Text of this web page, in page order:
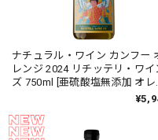
ナチュラル・ワイン カンフー
レンジ 2024 リチッテリ・ワイ
ズ 750ml [亜硫酸塩無添加 オレ
Riccitelli